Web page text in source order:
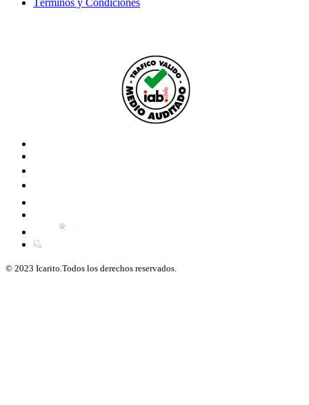
© 2023 Icarito.Todos los derechos reservados.